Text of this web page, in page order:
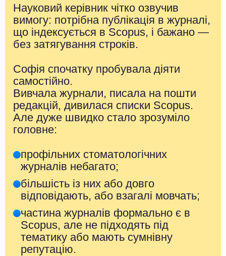
Науковий керівник чітко озвучив
вимогу: потрібна публікація в журналі,
що індексується в Scopus, і бажано —
без затягування строків.
Софія спочатку пробувала діяти
самостійно.
Вивчала журнали, писала на пошти
редакцій, дивилася списки Scopus.
Але дуже швидко стало зрозуміло
головне:
профільних стоматологічних
журналів небагато;
більшість із них або довго
відповідають, або взагалі мовчать;
частина журналів формально є в
Scopus, але не підходять під
тематику або мають сумнівну
репутацію.